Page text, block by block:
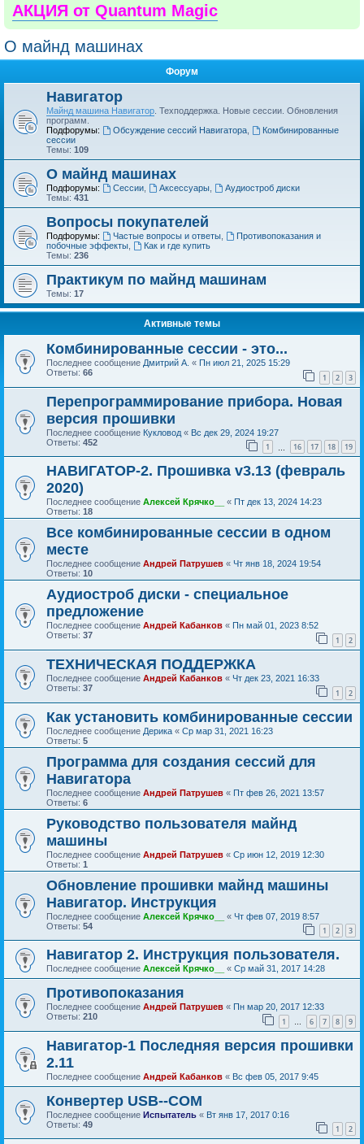
АКЦИЯ от Quantum Magic
О майнд машинах
Форум
Навигатор
Майнд машина Навигатор . Техподдержка. Новые сессии. Обновления
программ.
Подфорумы:
Обсуждение сессий Навигатора,
Комбинированные
сессии
Темы: 109
О майнд машинах
Подфорумы: Сессии, Аксессуары,
Аудиостроб диски
Темы: 431
Вопросы покупателей
Подфорумы: Частые вопросы и ответы,
Противопоказания и
побочные эффекты
Как и где купить
Темы: 236
Практикум по майнд машинам
Темы: 17
Активные темы
Комбинированные сессии - это...
Последнее сообщение Дмитрий А. « Пн июл 21, 2025 15:29
Ответы: 66 1 2 3
Перепрограммирование прибора. Новая
версия прошивки
Последнее сообщение Кукловод « Вс дек 29, 2024 19:27
Ответы: 452 1 16 17 18 19
НАВИГАТОР-2. Прошивка v3.13 (февраль
2020)
Последнее сообщение Алексей Крячко__ « Пт дек 13, 2024 14:23
Ответы: 18
Все комбинированные сессии в одном
месте
Последнее сообщение Андрей Патрушев « Чт янв 18, 2024 19:54
Ответы: 10
Аудиостроб диски - специальное
предложение
Последнее сообщение Андрей Кабанков « Пн май 01, 2023 8:52
Ответы: 37 1 2
ТЕХНИЧЕСКАЯ ПОДДЕРЖКА
Последнее сообщение Андрей Кабанков « Чт дек 23, 2021 16:33
Ответы: 37 1 2
Как установить комбинированные сессии
Последнее сообщение Дерика « Ср мар 31, 2021 16:23
Ответы: 5
Программа для создания сессий для
Навигатора
Последнее сообщение Андрей Патрушев « Пт фев 26, 2021 13:57
Ответы: 6
Руководство пользователя майнд
машины
Последнее сообщение Андрей Патрушев « Ср июн 12, 2019 12:30
Ответы: 1
Обновление прошивки майнд машины
Навигатор. Инструкция
Последнее сообщение Алексей Крячко__ « Чт фев 07, 2019 8:57
Ответы: 54 1 2 3
Навигатор 2. Инструкция пользователя.
Последнее сообщение Алексей Крячко__ « Ср май 31, 2017 14:28
Противопоказания
Последнее сообщение Андрей Патрушев « Пн мар 20, 2017 12:33
Ответы: 210 1 … 6 7 8 9
Навигатор-1 Последняя версия прошивки
2.11
Последнее сообщение Андрей Кабанков « Вс фев 05, 2017 9:45
Конвертер USB--COM
Последнее сообщение Испытатель « Вт янв 17, 2017 0:16
Ответы: 49 1 2